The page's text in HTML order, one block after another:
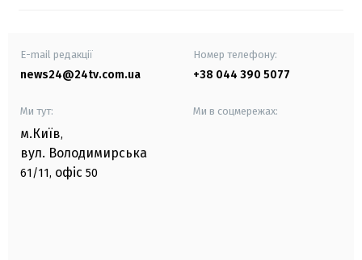
E-mail редакції
news24@24tv.com.ua
Номер телефону:
+38 044 390 5077
Ми тут:
м.Київ,
вул. Володимирська
61/11, офіс 50
Ми в соцмережах: